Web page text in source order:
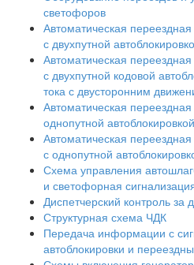
светофоров
Автоматическая
с двухпутной
Автоматическая
с двухпутной кодовой
тока с двусторонним
Автоматическая
однопутной
Автоматическая
с однопутной
Схема управления
и светофорная
Диспетчерский контроль за
Структурная схема ЧДК
Передача информации с
автоблокировки и